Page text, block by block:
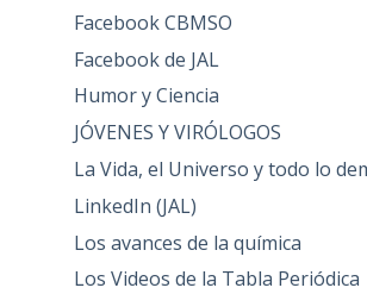
Facebook CBMSO
Facebook de JAL
Humor y Ciencia
JÓVENES Y VIRÓLOGOS
La Vida, el Universo y todo lo
LinkedIn (JAL)
Los avances de la química
Los Videos de la Tabla Periódica